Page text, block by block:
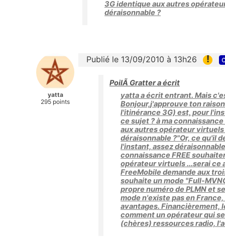
3G identique aux autres
déraisonnable ?
yatta
295 points
Publié le 13/09/2010 à 13h26 !
PoilÃ Gratter a écrit
yatta a écrit entrant. Mais
Bonjour,j'approuve ton
l'itinérance 3G) est, pour
ce sujet ? à ma
aux autres opérateur virtuels
déraisonnable ?"Or, ce qu'il
l'instant, assez
connaissance FREE
opérateur virtuels ...serai ce
FreeMobile demande aux
souhaite un mode "Full-
propre numéro de PLMN et
mode n'existe pas en
avantages. Financièrement,
comment un opérateur qui
(chères) ressources radio,